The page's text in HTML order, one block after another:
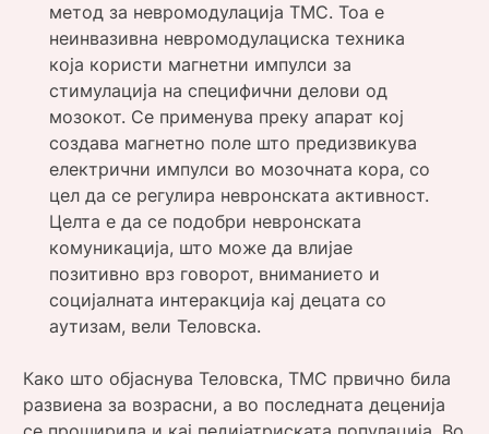
метод за невромодулација ТМС. Тоа е
неинвазивна невромодулациска техника
која користи магнетни импулси за
стимулација на специфични делови од
мозокот. Се применува преку апарат кој
создава магнетно поле што предизвикува
електрични импулси во мозочната кора, со
цел да се регулира невронската активност.
Целта е да се подобри невронската
комуникација, што може да влијае
позитивно врз говорот, вниманието и
социјалната интеракција кај децата со
аутизам, вели Теловска.
Како што објаснува Теловска, ТМС првично била
развиена за возрасни, а во последната деценија